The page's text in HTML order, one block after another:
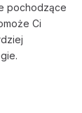
pochodzące
Ci